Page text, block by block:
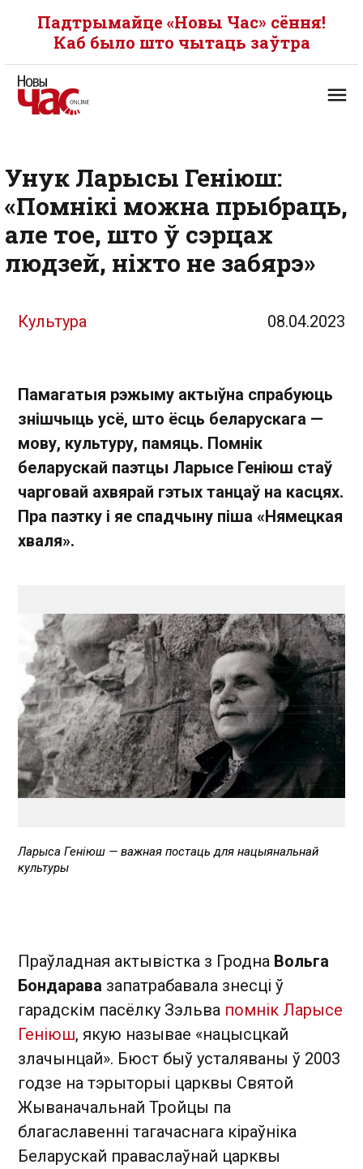
Падтрымайце «Новы Час» сёння!
Каб было што чытаць заўтра
Унук Ларысы Геніюш:
«Помнікі можна прыбраць,
але тое, што ў сэрцах
людзей, ніхто не забярэ»
Культура 08.04.2023
Памагатыя рэжыму актыўна спрабуюць
знішчыць усё, што ёсць беларускага —
мову, культуру, памяць. Помнік
беларускай паэтцы Ларысе Геніюш стаў
чарговай ахвярай гэтых танцаў на касцях.
Пра паэтку і яе спадчыну піша «Нямецкая
хваля».
Ларыса Геніюш — важная постаць для нацыянальнай
культуры
Праўладная актывістка з Гродна Вольга
Бондарава запатрабавала знесці ў
гарадскім пасёлку Зэльва помнік Ларысе
Геніюш, якую называе «нацысцкай
злачынцай». Бюст быў усталяваны ў 2003
годзе на тэрыторыі царквы Святой
Жываначальнай Тройцы па
благаславенні тагачаснага кіраўніка
Беларускай праваслаўнай царквы